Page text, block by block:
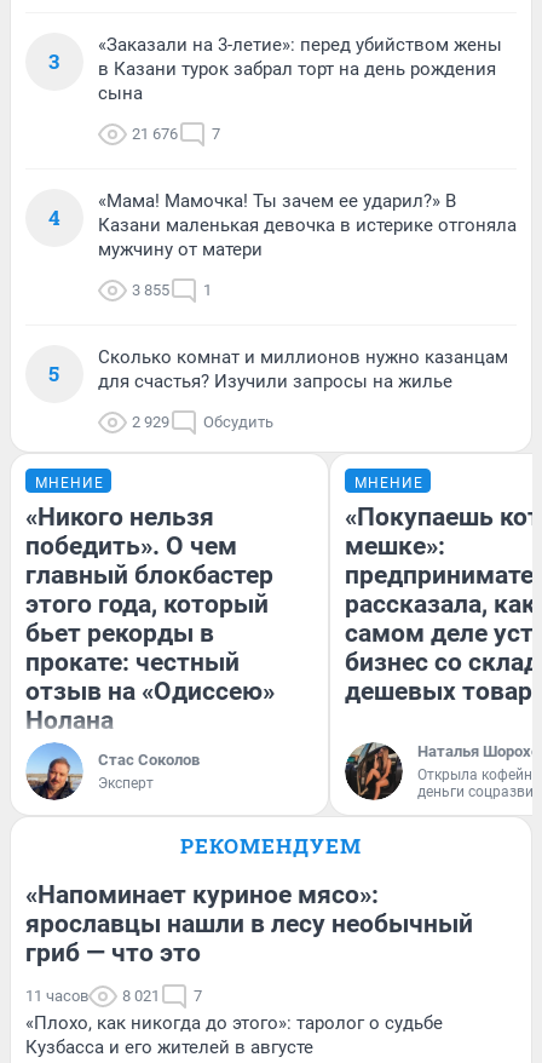
3
«Заказали на 3-летие»: перед убийством жены
в Казани турок забрал торт на день рождения
сына
21 676 7
4
«Мама! Мамочка! Ты зачем ее ударил?» В
Казани маленькая девочка в истерике отгоняла
мужчину от матери
3 855 1
5
Сколько комнат и миллионов нужно казанцам
для счастья? Изучили запросы на жилье
2 929 Обсудить
МНЕНИЕ
«Никого нельзя
победить». О чем
главный блокбастер
этого года, который
бьет рекорды в
прокате: честный
отзыв на «Одиссею»
Нолана
Стас Соколов
Эксперт
МНЕНИЕ
«Покупаешь
мешке»:
рассказала, как
самом деле
бизнес со
дешевых
Наталья
Открыла
деньги
РЕКОМЕНДУЕМ
«Напоминает куриное мясо»:
ярославцы нашли в лесу необычный
гриб — что это
11 часов 8 021 7
«Плохо, как никогда до этого»: таролог о судьбе
Кузбасса и его жителей в августе